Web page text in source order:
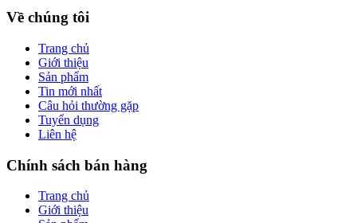
Về chúng tôi
Trang chủ
Giới thiệu
Sản phẩm
Tin mới nhất
Câu hỏi thường gặp
Tuyển dụng
Liên hệ
Chính sách bán hàng
Trang chủ
Giới thiệu